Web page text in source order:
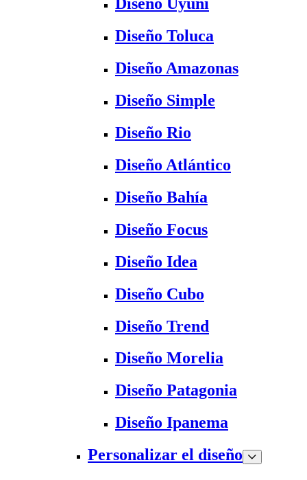
Diseño Uyuni
Diseño Toluca
Diseño Amazonas
Diseño Simple
Diseño Rio
Diseño Atlántico
Diseño Bahía
Diseño Focus
Diseño Idea
Diseño Cubo
Diseño Trend
Diseño Morelia
Diseño Patagonia
Diseño Ipanema
Personalizar el diseño